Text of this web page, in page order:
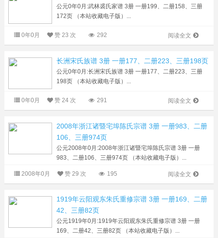
公元0年0月:武林裘氏家谱 3册 一册199、二册158、三册
172页 （本站收藏电子版）...
阅读全文
0年0月 赞23 次 292
长洲宋氏族谱 3册 一册177、二册223、三册198页
公元0年0月:长洲宋氏族谱 3册 一册177、二册223、三册
198页 （本站收藏电子版）...
阅读全文
0年0月 赞24 次 291
2008年浙江诸暨宅埠陈氏宗谱 3册 一册983、二册
106、三册974页
公元2008年0月:2008年浙江诸暨宅埠陈氏宗谱 3册 一册
983、二册106、三册974页 （本站收藏电子版）...
阅读全文
2008年0月 赞29 次 195
1919年云阳观东朱氏重修宗谱 3册 一册169、二册
42、三册82页
公元1919年0月:1919年云阳观东朱氏重修宗谱 3册 一册
169、二册42、三册82页 （本站收藏电子版）...